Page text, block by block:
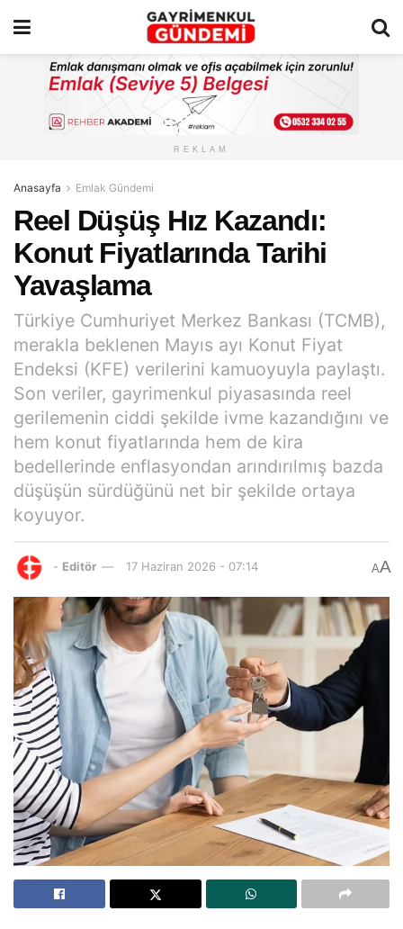
REKLAM
Anasayfa Emlak Gündemi
Reel Düşüş Hız Kazandı:
Konut Fiyatlarında Tarihi
Yavaşlama
Türkiye Cumhuriyet Merkez Bankası (TCMB),
merakla beklenen Mayıs ayı Konut Fiyat
Endeksi (KFE) verilerini kamuoyuyla paylaştı.
Son veriler, gayrimenkul piyasasında reel
gerilemenin ciddi şekilde ivme kazandığını ve
hem konut fiyatlarında hem de kira
bedellerinde enflasyondan arındırılmış bazda
düşüşün sürdüğünü net bir şekilde ortaya
koyuyor.
- Editör 17 Haziran 2026 - 07:14 AA